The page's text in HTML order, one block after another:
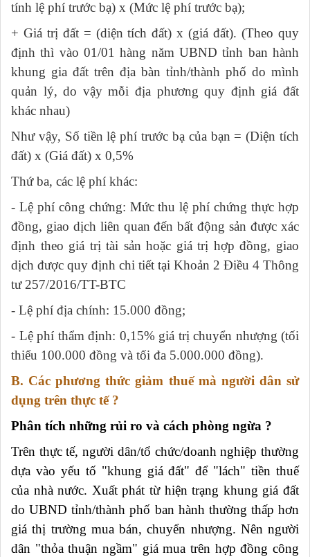
tính lệ phí trước bạ) x (Mức lệ phí trước bạ);
+ Giá trị đất = (diện tích đất) x (giá đất). (Theo quy
định thì vào 01/01 hàng năm UBND tỉnh ban hành
khung gia đất trên địa bàn tỉnh/thành phố do mình
quản lý, do vậy mỗi địa phương quy định giá đất
khác nhau)
Như vậy, Số tiền lệ phí trước bạ của bạn = (Diện tích
đất) x (Giá đất) x 0,5%
Thứ ba, các lệ phí khác:
- Lệ phí công chứng: Mức thu lệ phí chứng thực hợp
đồng, giao dịch liên quan đến bất động sản được xác
định theo giá trị tài sản hoặc giá trị hợp đồng, giao
dịch được quy định chi tiết tại Khoản 2 Điều 4 Thông
tư 257/2016/TT-BTC
- Lệ phí địa chính: 15.000 đồng;
- Lệ phí thẩm định: 0,15% giá trị chuyển nhượng (tối
thiểu 100.000 đồng và tối đa 5.000.000 đồng).
B. Các phương thức giảm thuế mà người dân sử
dụng trên thực tế ?
Phân tích những rủi ro và cách phòng ngừa ?
Trên thực tế, người dân/tổ chức/doanh nghiệp thường
dựa vào yếu tố "khung giá đất" để "lách" tiền thuế
của nhà nước. Xuất phát từ hiện trạng khung giá đất
do UBND tỉnh/thành phố ban hành thường thấp hơn
giá thị trường mua bán, chuyển nhượng. Nên người
dân "thỏa thuận ngầm" giá mua trên hợp đồng công